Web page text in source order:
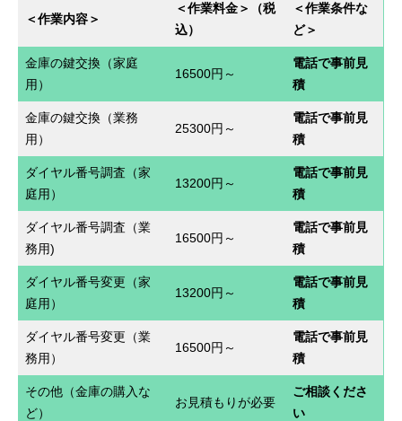
＜作業内容＞
＜作業料金＞（税
込）
＜作業条件な
ど＞
金庫の鍵交換（家庭
用）
16500円～
電話で事前見
積
金庫の鍵交換（業務
用）
25300円～
電話で事前見
積
ダイヤル番号調査（家
庭用）
13200円～
電話で事前見
積
ダイヤル番号調査（業
務用)
16500円～
電話で事前見
積
ダイヤル番号変更（家
庭用）
13200円～
電話で事前見
積
ダイヤル番号変更（業
務用）
16500円～
電話で事前見
積
その他（金庫の購入な
ど）
お見積もりが必要
ご相談くださ
い